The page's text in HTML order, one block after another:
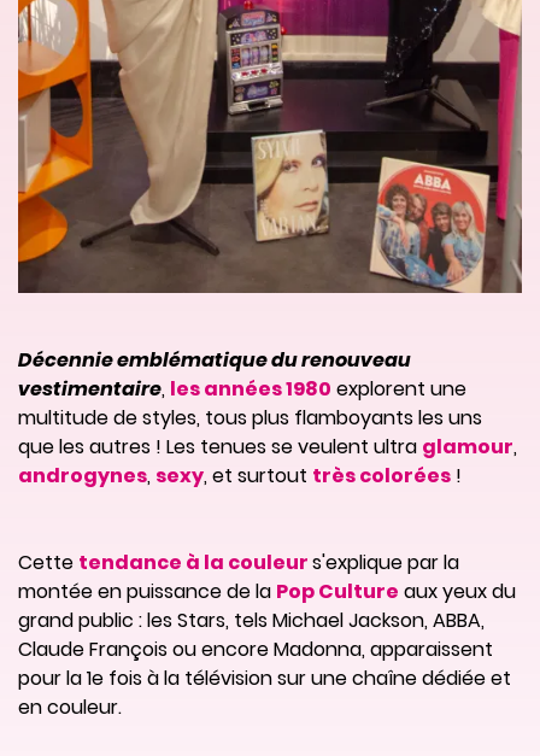
Décennie emblématique du renouveau
vestimentaire, les années 1980 explorent une
multitude de styles, tous plus flamboyants les uns
que les autres ! Les tenues se veulent ultra glamour,
androgynes, sexy, et surtout très colorées !
Cette tendance à la couleurs'explique par la
montée en puissance de la Pop Culture aux yeux du
grand public : les Stars, tels Michael Jackson, ABBA,
Claude François ou encore Madonna, apparaissent
pour la 1e fois à la télévision sur une chaîne dédiée et
en couleur.